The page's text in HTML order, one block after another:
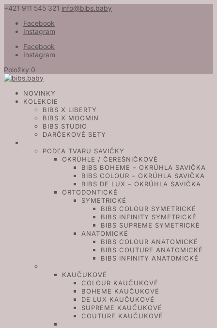
+421 911 545 321 info@bibs.baby
Facebook
Instagram
Facebook
Instagram
Položky 0
NOVINKY
KOLEKCIE
BIBS X LIBERTY
BIBS X MOOMIN
BIBS STUDIO
DARČEKOVÉ SETY
PODĽA TVARU SAVIČKY
OKRÚHLE / ČEREŠNIČKOVÉ
BIBS BOHEME – OKRÚHLA SAVIČKA
BIBS COLOUR – OKRÚHLA SAVIČKA
BIBS DE LUX – OKRÚHLA SAVIČKA
ORTODONTICKÉ
SYMETRICKÉ
BIBS COLOUR SYMETRICKÉ
BIBS INFINITY SYMETRICKÉ
BIBS SUPREME SYMETRICKÉ
ANATOMICKÉ
BIBS COLOUR ANATOMICKÉ
BIBS COUTURE ANATOMICKÉ
BIBS INFINITY ANATOMICKÉ
KAUČUKOVÉ
COLOUR KAUČUKOVÉ
BOHEME KAUČUKOVÉ
DE LUX KAUČUKOVÉ
SUPREME KAUČUKOVÉ
COUTURE KAUČUKOVÉ